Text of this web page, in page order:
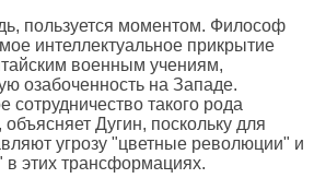
пользуется моментом. Философ
интеллектуальное прикрытие
военным учениям,
озабоченность на Западе.
сотрудничество такого рода
Дугин, поскольку для
угрозу "цветные революции" и
в этих трансформациях.